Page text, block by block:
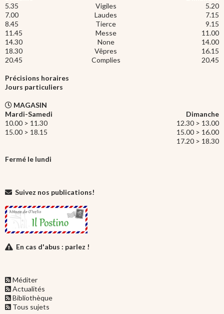
5.35
Vigiles
5.20
7.00
Laudes
7.15
8.45
Tierce
9.15
11.45
Messe
11.00
14.30
None
14.00
18.30
Vêpres
16.15
20.45
Complies 20.45
Précisions horaires
Jours particuliers
MAGASIN
Mardi-Samedi
Dimanche
10.00 > 11.30
12.30 > 13.00
15.00 > 18.15
15.00 > 16.00
17.20 > 18.30
Fermé le lundi
Suivez nos publications!
En cas d'abus : parlez !
Méditer
Actualités
Bibliothèque
Tous sujets